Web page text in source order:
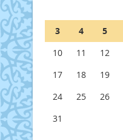
3
4 5
10
11 12
17
18 19
24
25 26
31